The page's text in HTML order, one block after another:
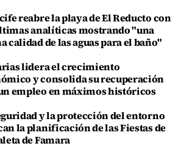
reabre la playa de El Reducto con
analíticas mostrando "una
calidad de las aguas para el baño"
lidera el crecimiento
y consolida su recuperación
empleo en máximos históricos
y la protección del entorno
la planificación de las Fiestas de
de Famara